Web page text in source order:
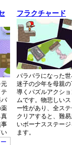
フラクチャード
バラバラになった
迷子の少年を母親
導くパズルアクシ
ムです。物悲しい
ー性があり、全ス
クリアすると、難
いボーナスステー
ます。